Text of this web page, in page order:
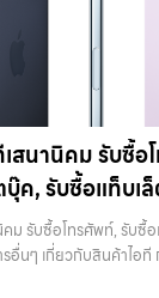
ป็นรอยขีดข่วน รอยตก ห
ก่ หน้าจอมีรอยหรือไม่ ก
ไม่ ลำโพงและไมโครโฟ
สามารถตรวจสอบได้จา
บสูง จะช่วยให้ได้ราคาดี
นขายอาจช่วยเพิ่มมูลค่
คราคาก่อนขายทุกครั้ง ก
รียบ หลายคนขายโดยไ
ป็น แนะนำให้ลองเปรียบ
ออนไลน์ เพื่อให้เห็นภา
าตลาดมือสอง: 22,000
12 เป็นรุ่นแรกที่รองรั
มาอีกครั้ง มาพร้อมชิป
12:iPhone 12 64GB
ได้ สำหรับบริการ รับซื้อ
ให้ราคาสูง พร้อมจ่ายเ
ก, แจ้งวัฒนะ, บางแค, วั
น” ที่สุด ในยุคที่สมาร์ทโ
บทุกช่วงเวลา อุปกรณ์ที่คุ
ว็บไซต์ของเราจึงเกิดขึ้
ไม่ใช้แล้วให้กลายเป็นเ
ทีกรุงเทพมหานคร อย่
อง เรามีทีมงานพร้อมใ
สนานิคม รับซื้อ
ค, รับซื้อแท็บเ
กรุงเทพฯ เรา
ม รับซื้อโทรศัพท์, รับซื้
อื่นๆ เกี่ยวกับสินค้าไอที